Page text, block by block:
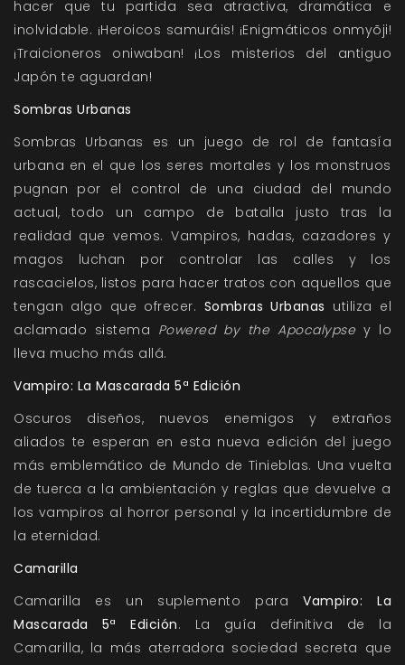
hacer que tu partida sea atractiva, dramática e
inolvidable. ¡Heroicos samuráis! ¡Enigmáticos onmyõji!
¡Traicioneros oniwaban! ¡Los misterios del antiguo
Japón te aguardan!
Sombras Urbanas
Sombras Urbanas es un juego de rol de fantasía
urbana en el que los seres mortales y los monstruos
pugnan por el control de una ciudad del mundo
actual, todo un campo de batalla justo tras la
realidad que vemos. Vampiros, hadas, cazadores y
magos luchan por controlar las calles y los
rascacielos, listos para hacer tratos con aquellos que
tengan algo que ofrecer. Sombras Urbanas utiliza el
aclamado sistema Powered by the Apocalypsey lo
lleva mucho más allá.
Vampiro: La Mascarada 5ª Edición
Oscuros diseños, nuevos enemigos y extraños
aliados te esperan en esta nueva edición del juego
más emblemático de Mundo de Tinieblas. Una vuelta
de tuerca a la ambientación y reglas que devuelve a
los vampiros al horror personal y la incertidumbre de
la eternidad.
Camarilla
Camarilla es un suplemento paraVampiro: La
Mascarada 5ª Edición. La guía definitiva de la
Camarilla, la más aterradora sociedad secreta que